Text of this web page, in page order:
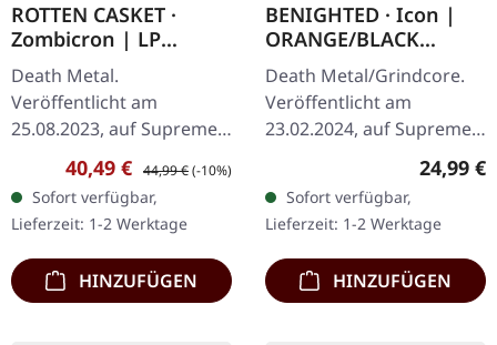
ROTTEN CASKET ·
Zombicron | LP
BUNDLE
Death Metal.
Veröffentlicht am
25.08.2023, auf Supreme
Chaos Records.
EXKLUSIVES PREORDER
BUDNLE! Die ersten 50
nummerierten Exemplare
kommen mit…
Verkaufspreis:
40,49 € Regulärer Preis:
44,99 €(-10%)
Sofort verfügbar,
Lieferzeit: 1-2 Werktage
HINZUFÜGEN
BENIGHTED · Icon |
ORANGE/BLACK
MARBLED LP
Death Metal/Grindcore.
Veröffentlicht am
23.02.2024, auf Supreme
Transparent Dunkel-
Orange mit schwarz
marmoriertem Vinyl mit
schwerem…
24,99 €
Sofort verfügbar,
Lieferzeit: 1-2 Werktage
HINZUFÜGEN